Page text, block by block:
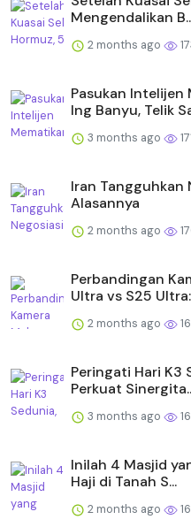
Mengendalikan
2 months ago
Pasukan Intelijen
Ing Banyu, Telik
3 months ago
Iran Tangguhkan
Alasannya
2 months ago
Perbandingan
Ultra vs S25 Ultra:
2 months ago
Peringati Hari K3
Perkuat
3 months ago
Inilah 4 Masjid
Haji di Tanah S...
2 months ago